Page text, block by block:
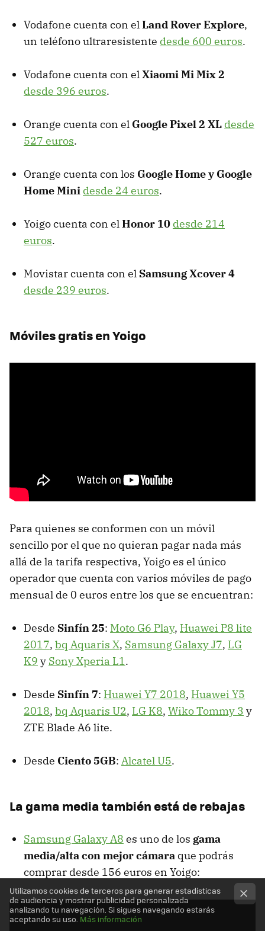
Vodafone cuenta con elLand Rover Explore,
un teléfono ultraresistente desde 600 euros.
Vodafone cuenta con elXiaomi Mi Mix 2
desde 396 euros.
Orange cuenta con el Google Pixel 2 XL desde
527 euros.
Orange cuenta con los Google Home y Google
Home Mini desde 24 euros.
Yoigo cuenta con elHonor 10 desde 214
euros.
Movistar cuenta con el Samsung Xcover 4
desde 239 euros.
Móviles gratis en Yoigo
Para quienes se conformen con un móvil
sencillo por el que no quieran pagar nada más
allá de la tarifa respectiva, Yoigo es el único
operador que cuenta con varios móviles de pago
mensual de 0 euros entre los que se encuentran:
Desde Sinfín 25: Moto G6 Play, Huawei P8 lite
2017, bq Aquaris X, Samsung Galaxy J7, LG
K9 y Sony Xperia L1.
Desde Sinfín 7: Huawei Y7 2018, Huawei Y5
2018, bq Aquaris U2, LG K8, Wiko Tommy 3 y
ZTE Blade A6 lite.
Desde Ciento 5GB: Alcatel U5.
La gama media también está de rebajas
Samsung Galaxy A8 es uno de los gama
media/alta con mejor cámara que podrás
comprar desde 156 euros en Yoigo:
Utilizamos cookies de terceros para generar estadísticas
de audiencia y mostrar publicidad personalizada
analizando tu navegación. Si sigues navegando estarás
aceptando su uso. Más información